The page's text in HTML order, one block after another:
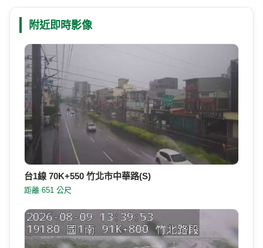
附近即時影像
台1線 70K+550 竹北市中華路(S)
距離 651 公尺